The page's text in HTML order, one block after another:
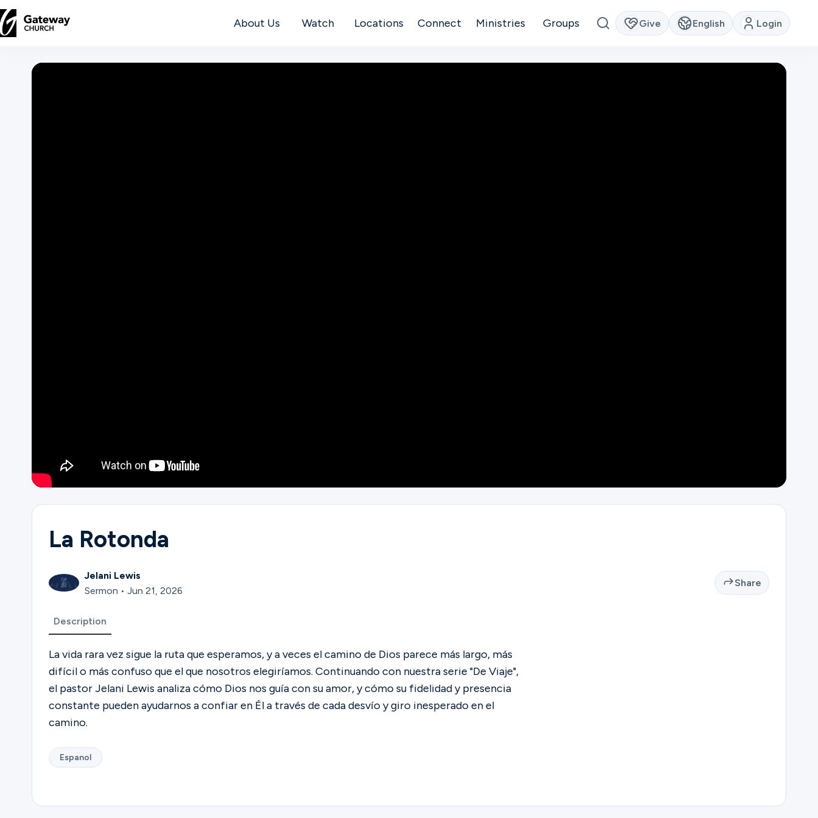
About Us Watch Locations Connect Ministries Groups Give English Login
DISCOVER
English
La Rotonda
Jelani Lewis
Sermon • Jun 21, 2026
Share
Description
La vida rara vez sigue la ruta que esperamos, y a veces el camino de Dios parece más largo, más
difícil o más confuso que el que nosotros elegiríamos. Continuando con nuestra serie "De Viaje",
el pastor Jelani Lewis analiza cómo Dios nos guía con su amor, y cómo su fidelidad y presencia
constante pueden ayudarnos a confiar en Él a través de cada desvío y giro inesperado en el
camino.
Espanol